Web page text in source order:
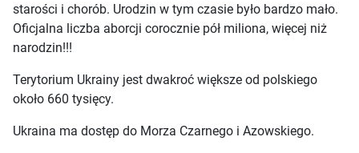
starości i chorób. Urodzin w tym czasie było bardzo mało.
Oficjalna liczba aborcji corocznie pół miliona, więcej niż
narodzin!!!
Terytorium Ukrainy jest dwakroć większe od polskiego
około 660 tysięcy.
Ukraina ma dostęp do Morza Czarnego i Azowskiego.